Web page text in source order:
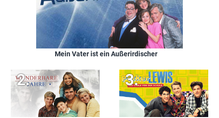
Mein Vater ist ein Außerirdischer